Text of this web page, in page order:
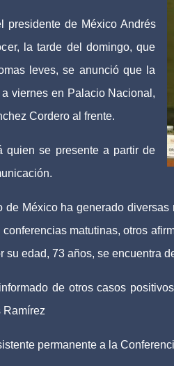
presidente de México Andrés
la tarde del domingo, que
leves, se anunció que la
viernes en Palacio Nacional,
Cordero al frente.
quien se presente a partir de
de México ha generado
matutinas, otros
su edad, 73 años, se encuentra
de otros casos
Ramírez
permanente a la